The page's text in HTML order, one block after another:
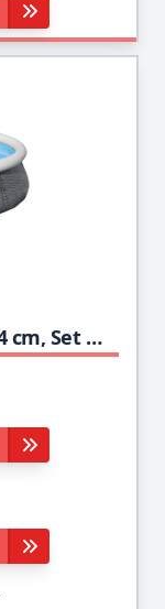
Bestway Fast Set Pool, 396 x 84 cm, Set mit Filterpumpe, rund, graue Rattan-Optik